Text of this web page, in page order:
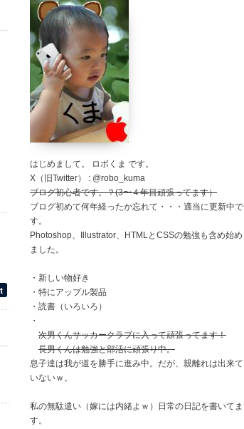
はじめまして。 ロボくま です。
X（旧Twitter） : @robo_kuma
ブログ初心者です。？(3〜４年目頑張ってます）
ブログ初めて何年経ったか忘れて・・・適当に更新中で
す。
Photoshop、Illustrator、HTMLとCSSの勉強も含め始め
ました。
・新しい物好き
・特にアップル製品
・読書（いろいろ）
・
次男くんサッカークラブに入って頑張ってます！
長男くんは勉強と部活に頑張り中。
息子達は我が道を勝手に進み中。だが、親離れは出来て
いないｗ。
私の無駄遣い（嫁には内緒よｗ）日常の日記を書いてま
す。